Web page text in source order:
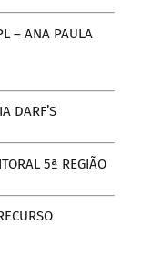
– ANA PAULA
DARF’S
5ª REGIÃO